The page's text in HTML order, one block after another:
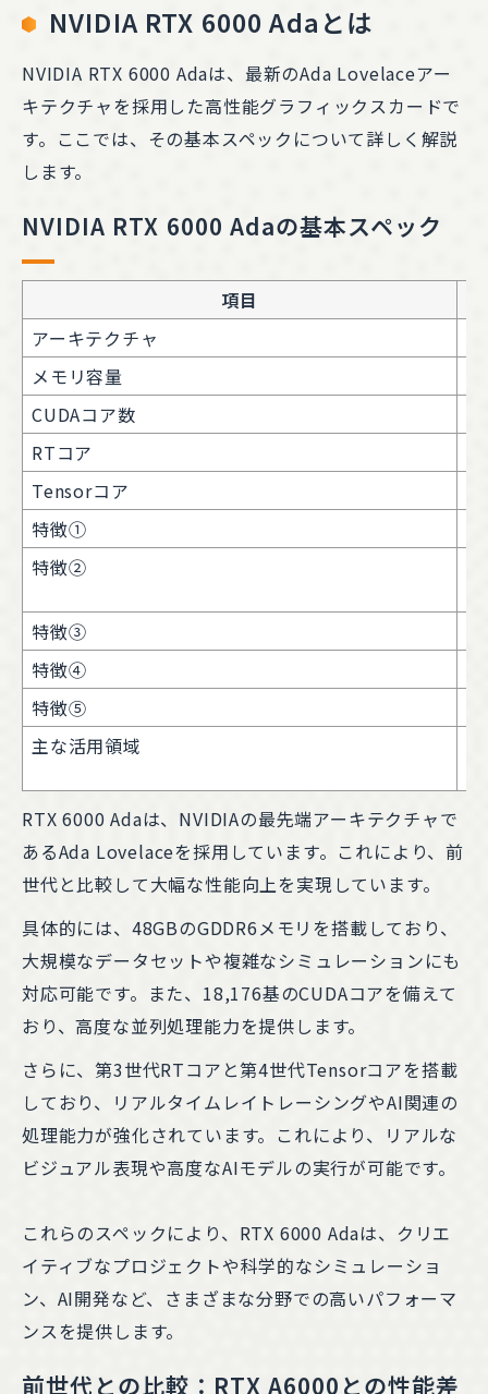
NVIDIA RTX 6000 Adaとは
NVIDIA RTX 6000 Adaは、最新のAda Lovelaceアー
キテクチャを採用した高性能グラフィックスカードで
す。ここでは、その基本スペックについて詳しく解説
します。
NVIDIA RTX 6000 Adaの基本スペック
項目
アーキテクチャ
メモリ容量
CUDAコア数
RTコア
Tensorコア
特徴①
特徴②
特徴③
特徴④
特徴⑤
主な活用領域
RTX 6000 Adaは、NVIDIAの最先端アーキテクチャで
あるAda Lovelaceを採用しています。これにより、前
世代と比較して大幅な性能向上を実現しています。
具体的には、48GBのGDDR6メモリを搭載しており、
大規模なデータセットや複雑なシミュレーションにも
対応可能です。また、18,176基のCUDAコアを備えて
おり、高度な並列処理能力を提供します。
さらに、第3世代RTコアと第4世代Tensorコアを搭載
しており、リアルタイムレイトレーシングやAI関連の
処理能力が強化されています。これにより、リアルな
ビジュアル表現や高度なAIモデルの実行が可能です。
これらのスペックにより、RTX 6000 Adaは、クリエ
イティブなプロジェクトや科学的なシミュレーショ
ン、AI開発など、さまざまな分野での高いパフォーマ
ンスを提供します。
前世代との比較：RTX A6000との性能差